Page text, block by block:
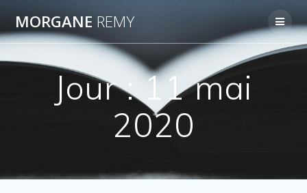
MORGANE REMY
Jour :11 mai
2020